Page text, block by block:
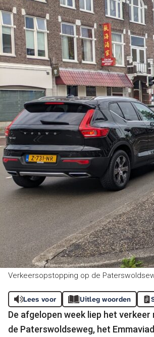
Verkeersopstopping op de
Lees voor Uitleg woorden
De afgelopen week liep het
de Paterswoldseweg, het